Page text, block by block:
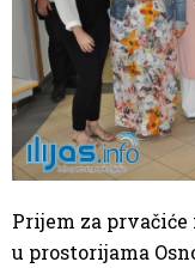
Prijem za
u prostorijama